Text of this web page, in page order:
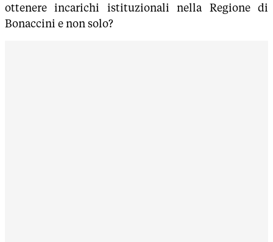
ottenere incarichi istituzionali nella Regione di
Bonaccini e non solo?